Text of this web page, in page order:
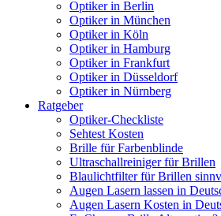
Optiker in Berlin
Optiker in München
Optiker in Köln
Optiker in Hamburg
Optiker in Frankfurt
Optiker in Düsseldorf
Optiker in Nürnberg
Ratgeber
Optiker-Checkliste
Sehtest Kosten
Brille für Farbenblinde
Ultraschallreiniger für Brillen
Blaulichtfilter für Brillen
Augen Lasern lassen in
Augen Lasern Kosten in